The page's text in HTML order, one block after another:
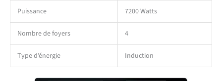
Puissance 7200 Watts
Nombre de foyers 4
Type d’énergie Induction